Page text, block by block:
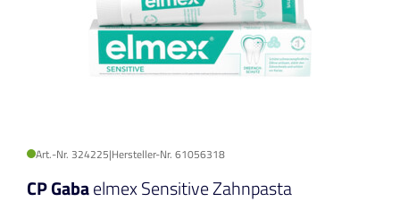
Art.-Nr. 324225|Hersteller-Nr. 61056318
CP Gabaelmex Sensitive Zahnpasta